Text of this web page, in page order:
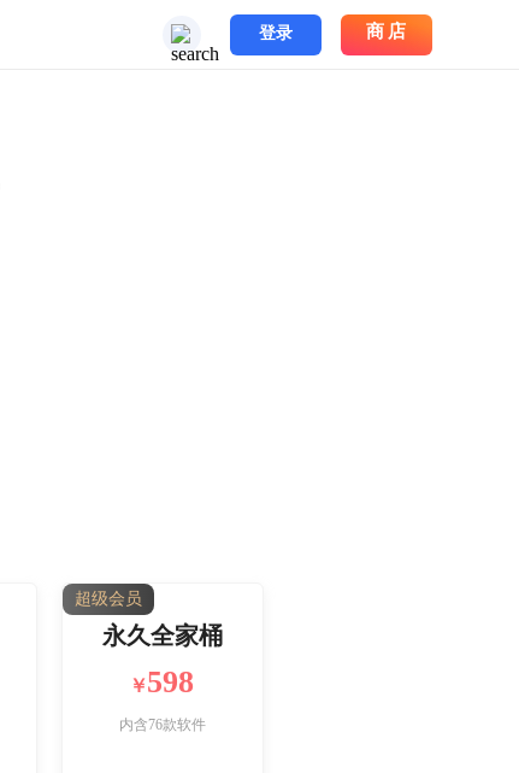
登录 商店
超级会员
永久全家桶
￥598
内含76款软件